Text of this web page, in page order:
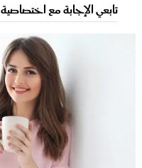
تابعي الإجابة مع اختصاصية